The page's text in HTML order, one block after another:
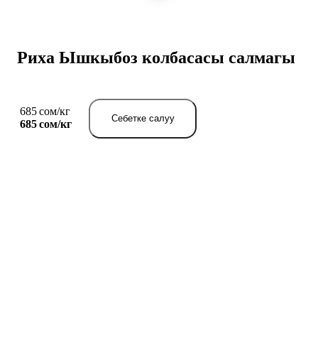
Риха Ышкыбоз колбасасы салмагы
685 сом/кг
685 сом/кг Себетке салуу